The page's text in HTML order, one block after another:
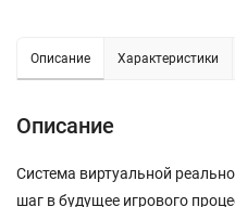
Описание Характеристики
Описание
Система виртуальной
шаг в будущее игрового